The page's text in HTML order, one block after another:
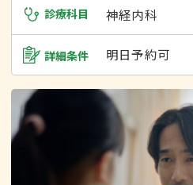
診療科目 神経内科
詳細条件 明日予約可